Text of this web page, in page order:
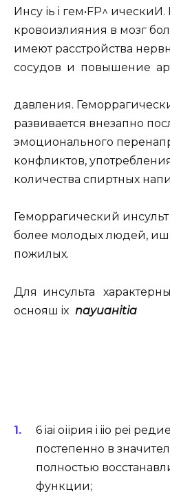
Инсу іь i гем•FР^
кровоизлияния в мозг
имеют расстройства
сосудов и повышение
давления.
развивается внезапно
эмоционального
конфликтов,
количества спиртных
Геморрагический
более молодых людей,
пожилых.
Для инсульта
оснояш ix nayuaнitia
6 iai оіірия i iio pei
постепенно в
полностью
функции;